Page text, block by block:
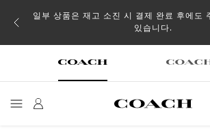
일부 상품은 재고 소진 시 결제 완료 후에도
있습니다.